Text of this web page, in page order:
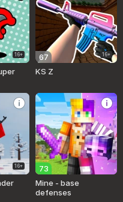
16+ 67 16+
KS Z
16+
73
Mine - base
defenses